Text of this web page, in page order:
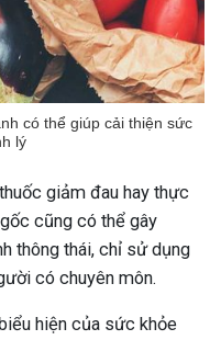
có thể giúp cải thiện sức
lý
giảm đau hay thực
cũng có thể gây
thông thái, chỉ sử dụng
có chuyên môn.
hiện của sức khỏe